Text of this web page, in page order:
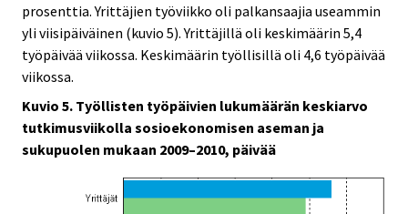
prosenttia. Yrittäjien työviikko oli palkansaajia useammin
yli viisipäiväinen (kuvio 5). Yrittäjillä oli keskimäärin 5,4
työpäivää viikossa. Keskimäärin työllisillä oli 4,6 työpäivää
viikossa.
Kuvio 5. Työllisten työpäivien lukumäärän keskiarvo
tutkimusviikolla sosioekonomisen aseman ja
sukupuolen mukaan 2009–2010, päivää